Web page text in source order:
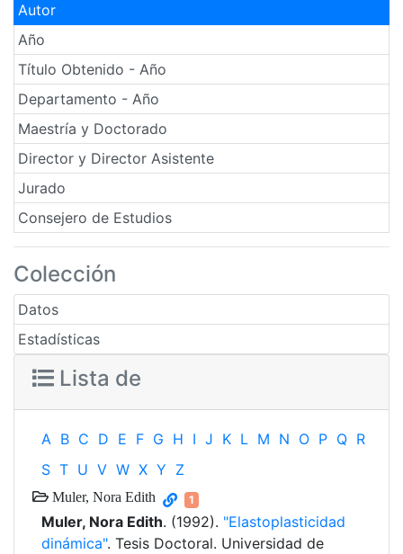
Autor
Año
Título Obtenido - Año
Departamento - Año
Maestría y Doctorado
Director y Director Asistente
Jurado
Consejero de Estudios
Colección
Datos
Estadísticas
Lista de
A B C D E F G H I J K L M N O P Q R
S T U V W X Y Z
Muler, Nora Edith 1
Muler, Nora Edith. (1992). "Elastoplasticidad
dinámica". Tesis Doctoral. Universidad de